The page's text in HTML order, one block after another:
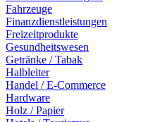
Fahrzeuge
Finanzdienstleistungen
Freizeitprodukte
Gesundheitswesen
Getränke / Tabak
Halbleiter
Handel / E-Commerce
Hardware
Holz / Papier